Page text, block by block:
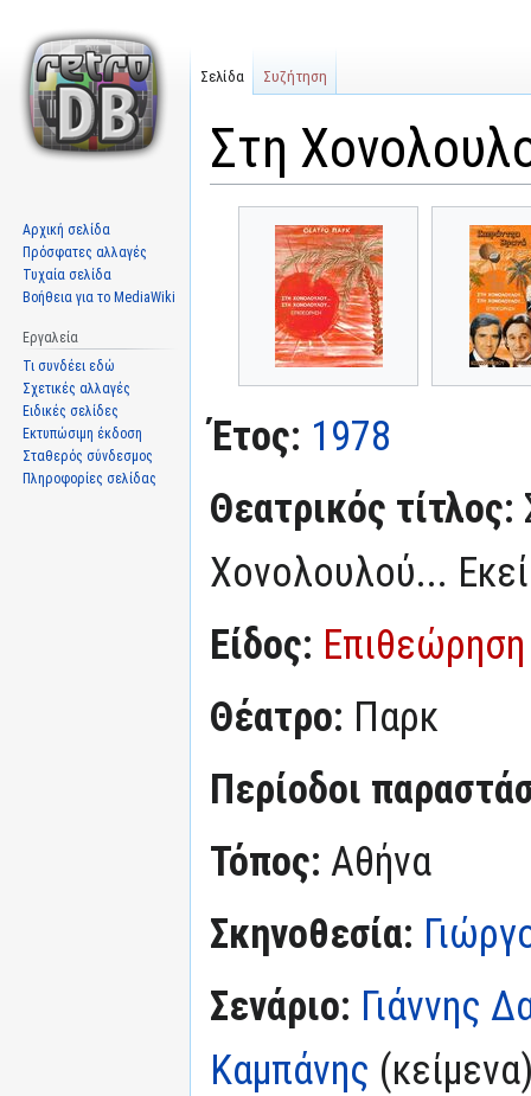
Στη
αναζήτηση
Έτος: 1978
Θεατρικός τίτλος:
Χονολουλού...
Είδος: Επιθεώρηση
Θέατρο: Παρκ
Περίοδοι
Τόπος: Αθήνα
Σκηνοθεσία:
Σενάριο: Γιάννης
Καμπάνης
Σελίδα Συζήτηση
Αρχική σελίδα
Πρόσφατες αλλαγές
Τυχαία σελίδα
Βοήθεια για το MediaWiki
Εργαλεία
Τι συνδέει εδώ
Σχετικές αλλαγές
Ειδικές σελίδες
Εκτυπώσιμη έκδοση
Σταθερός σύνδεσμος
Πληροφορίες σελίδας